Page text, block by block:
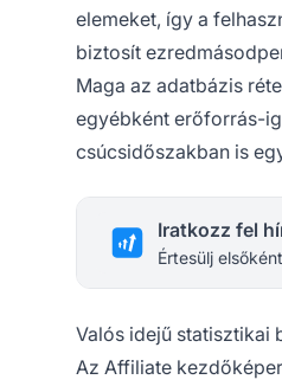
elemeket, így a
biztosít
Maga az adatbázis
egyébként erőforrás-
csúcsidőszakban is
Iratkozz fel
Értesülj
Valós idejű statisztikai
Az Affiliate